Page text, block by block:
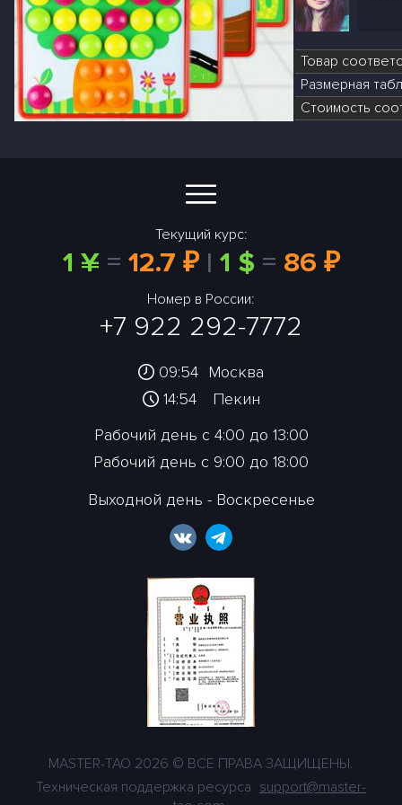
Товар
Размерная
Стоимость
Текущий курс:
1 ¥= 12.7 ₽| 1 $ = 86 ₽
Номер в России:
+7 922 292-7772
09:54 Москва
14:54
Пекин
Рабочий день с 4:00 до 13:00
Рабочий день с 9:00 до 18:00
Выходной день - Воскресенье
MASTER-TAO 2026 © ВСЕ ПРАВА ЗАЩИЩЕНЫ.
Техническая поддержка ресурса support@master-